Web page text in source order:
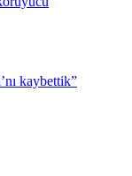
kaybettik”